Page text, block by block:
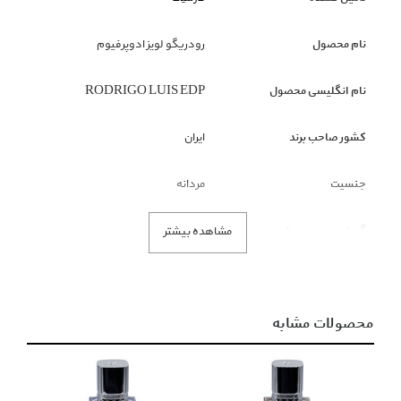
مشاهده بیشتر
نام محصول رودریگو لویز ادوپرفیوم
نام انگلیسی محصول RODRIGO LUIS EDP
کشور صاحب برند ایران
جنسیت مردانه
عطر و ادوکلن
رنگ محصول
محصولات مشابه